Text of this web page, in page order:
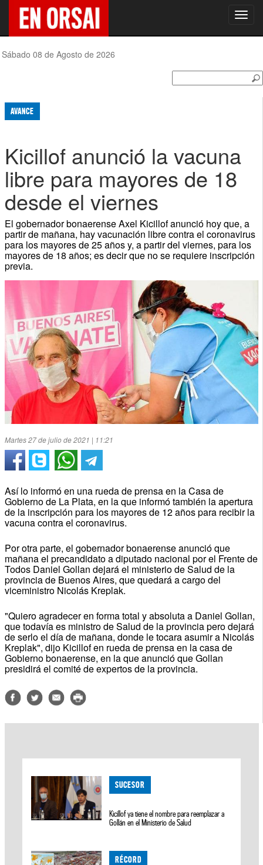
Sábado 08 de Agosto de 2026
AVANCE
Kicillof anunció la vacuna
libre para mayores de 18
desde el viernes
El gobernador bonaerense Axel Kicillof anunció hoy que, a
partir de mañana, hay vacunación libre contra el coronavirus
para los mayores de 25 años y, a partir del viernes, para los
mayores de 18 años; es decir que no se requiere inscripción
previa.
Martes 27 de julio de 2021 | 11:21
Así lo informó en una rueda de prensa en la Casa de
Gobierno de La Plata, en la que informó también la apertura
de la inscripción para los mayores de 12 años para recibir la
vacuna contra el coronavirus.
Por otra parte, el gobernador bonaerense anunció que
mañana el precandidato a diputado nacional por el Frente de
Todos Daniel Gollan dejará el ministerio de Salud de la
provincia de Buenos Aires, que quedará a cargo del
viceministro Nicolás Kreplak.
"Quiero agradecer en forma total y absoluta a Daniel Gollan,
que todavía es ministro de Salud de la provincia pero dejará
de serlo el día de mañana, donde le tocara asumir a Nicolás
Kreplak", dijo Kicillof en rueda de prensa en la casa de
Gobierno bonaerense, en la que anunció que Gollan
presidirá el comité de expertos de la provincia.
SUCESOR
Kicillof ya tiene el nombre para reemplazar a
Gollán en el Ministerio de Salud
RÉCORD